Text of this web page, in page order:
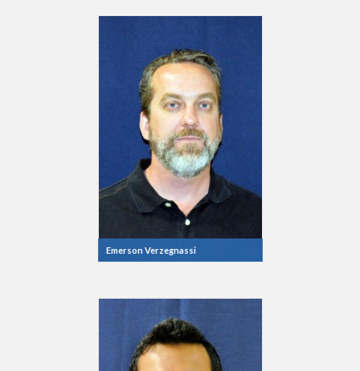
Emerson Verzegnassi